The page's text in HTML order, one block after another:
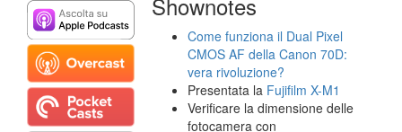
Come funziona il Dual Pixel
CMOS AF della Canon 70D:
vera rivoluzione?
Presentata la Fujifilm X-M1
Verificare la dimensione delle
fotocamera con